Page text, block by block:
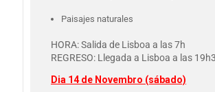
Paisajes naturales
HORA: Salida de Lisboa a las 7h
REGRESO: Llegada a Lisboa a las
Dia 14 de Novembro (sábado)